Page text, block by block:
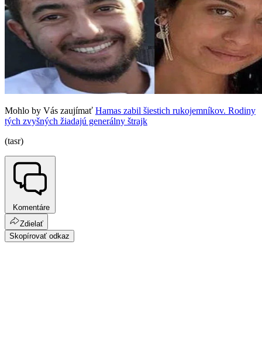
Mohlo by Vás zaujímať Hamas zabil šiestich rukojemníkov. Rodiny
tých zvyšných žiadajú generálny štrajk
(tasr)
Komentáre
Zdielať
Skopírovať odkaz